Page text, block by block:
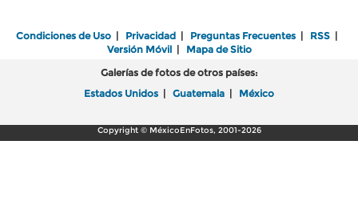
Condiciones de Uso | Privacidad | Preguntas Frecuentes | RSS |
Versión Móvil| Mapa de Sitio
Galerías de fotos de otros países:
Estados Unidos | Guatemala | México
Copyright © MéxicoEnFotos, 2001-2026